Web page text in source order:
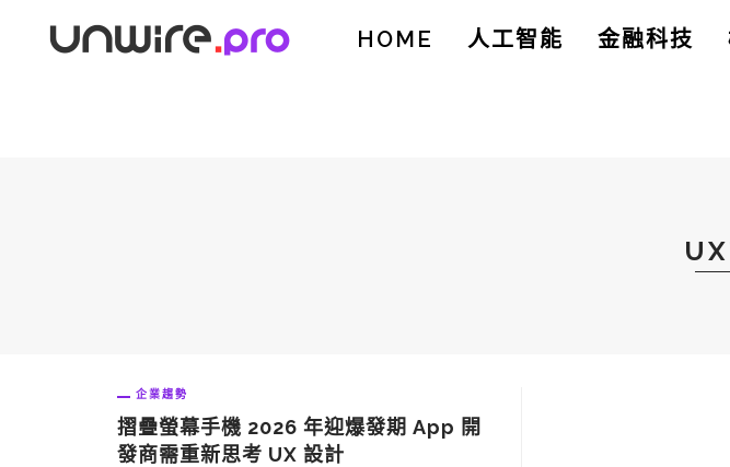
HOME 人工智能 金融科技
企業趨勢
摺疊螢幕手機 2026 年迎爆發期 App 開
發商需重新思考 UX 設計